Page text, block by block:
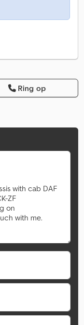
Ring op